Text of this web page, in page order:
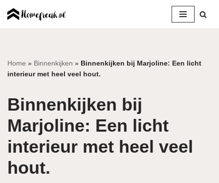
inhoud
Home » Binnenkijken » Binnenkijken bij Marjoline: Een licht
interieur met heel veel hout.
Binnenkijken bij
Marjoline: Een licht
interieur met heel veel
hout.